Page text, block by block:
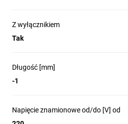
różnymi akumulatorami 18V
Brennenstuhl jest częścią
Reflektor budowlany z 4
Z wyłącznikiem
Tak
Długość [mm]
-1
Napięcie znamionowe od/do [V] od